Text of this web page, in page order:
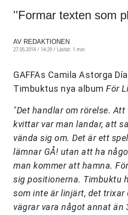
''Formar texten som
AV REDAKTIONEN
27.05.2014 / 14:29 / Lästid: 1 min
GAFFAs Camila Astorga
Timbuktus nya album För
"Det handlar om rörelse.
kvittar var man landar, att
vända sig om. Det är ett
lämnar GÅ! utan att ha
man kommer att hamna.
sig positionerna. Timbuktu
som inte är linjärt, det trixar
vägrar vara något annat än